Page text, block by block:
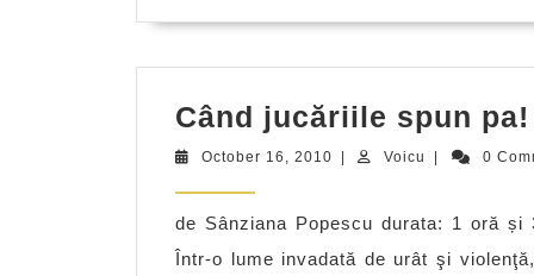
Când jucăriile spun pa!
October 16, 2010 OctoberVoicu Voicu 0
de Sânziana Popescu durata: 1 oră și
Într-o lume invadată de urât şi